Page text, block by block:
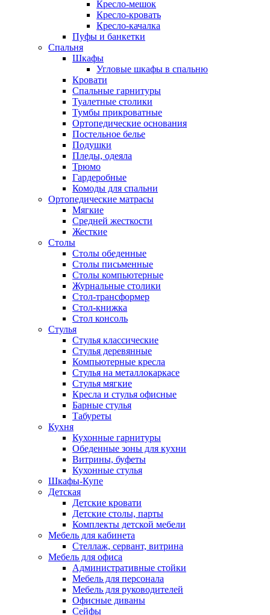
Кресло-мешок
Кресло-кровать
Кресло-качалка
Пуфы и банкетки
Спальня
Шкафы
Угловые шкафы в спальню
Кровати
Спальные гарнитуры
Туалетные столики
Тумбы прикроватные
Ортопедические основания
Постельное белье
Подушки
Пледы, одеяла
Трюмо
Гардеробные
Комоды для спальни
Ортопедические матрасы
Мягкие
Средней жесткости
Жесткие
Столы
Столы обеденные
Столы письменные
Столы компьютерные
Журнальные столики
Стол-трансформер
Стол-книжка
Стол консоль
Стулья
Стулья классические
Стулья деревянные
Компьютерные кресла
Стулья на металлокаркасе
Стулья мягкие
Кресла и стулья офисные
Барные стулья
Табуреты
Кухня
Кухонные гарнитуры
Обеденные зоны для кухни
Витрины, буфеты
Кухонные стулья
Шкафы-Купе
Детская
Детские кровати
Детские столы, парты
Комплекты детской мебели
Мебель для кабинета
Стеллаж, сервант, витрина
Мебель для офиса
Административные стойки
Мебель для персонала
Мебель для руководителей
Офисные диваны
Сейфы